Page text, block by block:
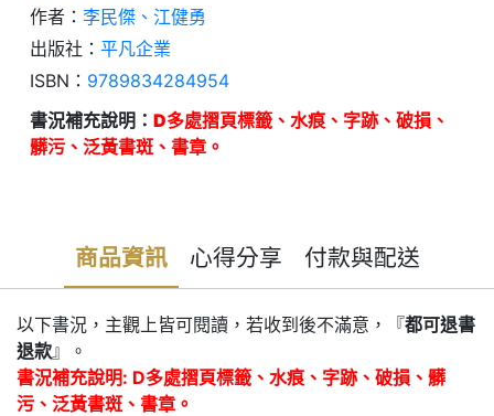
作者： 李民傑、江健勇
出版社： 平凡企業
ISBN： 9789834284954
書況補充說明： D多處摺頁標籤、水痕、字跡、破損、
髒污、泛黃書斑、書章。
商品資訊 心得分享 付款與配送
以下書況，主觀上皆可閱讀，若收到後不滿意，『都可退書
退款』。
書況補充說明: D多處摺頁標籤、水痕、字跡、破損、髒
污、泛黃書斑、書章。